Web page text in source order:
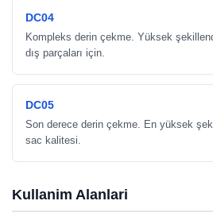
DC04
Kompleks derin çekme. Yüksek
dış parçaları için.
DC05
Son derece derin çekme. En yüksek
sac kalitesi.
Kullanim Alanlari